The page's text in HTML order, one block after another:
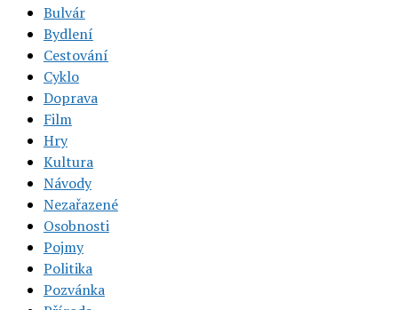
Bulvár
Bydlení
Cestování
Cyklo
Doprava
Film
Hry
Kultura
Návody
Nezařazené
Osobnosti
Pojmy
Politika
Pozvánka